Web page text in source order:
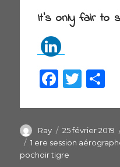
It's only fair to
F
c
e
b
T
itt
er g
Auteur
Ray
Publié
le
25 février 2019
Étiquettes
1 ere session
pochoir tigre